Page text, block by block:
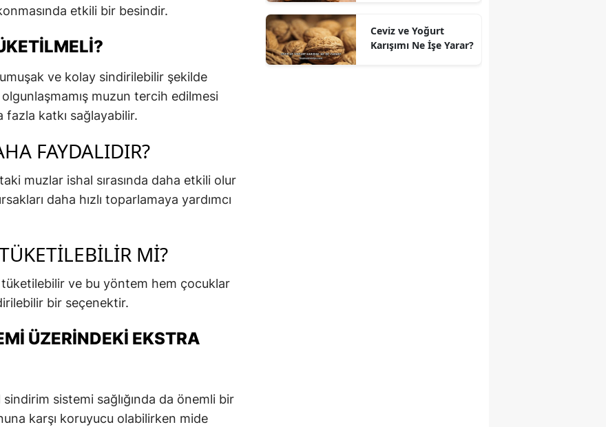
etkili bir besindir.
ve kolay sindirilebilir şekilde
muzun tercih edilmesi
fazla katkı sağlayabilir.
FAYDALIDIR?
muzlar ishal sırasında daha etkili olur
daha hızlı toparlamaya yardımcı
MI?
ve bu yöntem hem çocuklar
bir seçenektir.
ÜZERINDEKI EKSTRA
sistemi sağlığında da önemli bir
karşı koruyucu olabilirken mide
Ceviz ve Yoğurt
Karışımı Ne İşe Yarar?